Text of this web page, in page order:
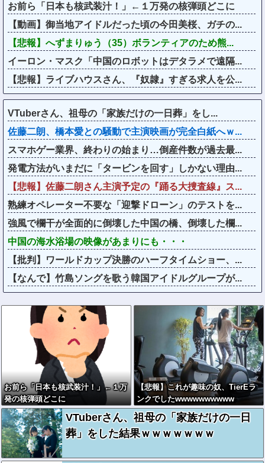
お前ら「日本も核武装汁！」←１万発の核弾頭どこに
【動画】御当地アイドルだった頃の今田美桜、ガチの...
【悲報】へずまりゅう（35）ボランティアのため熊...
イーロン・マスク「中国のロボットはデタラメで遠隔...
【悲報】ライブハウスさん、『奴隷』すぎる求人を公...
VTuberさん、祖母の「家族だけの一日葬」をし...
佐藤二朗、橋本愛との騒動で主演映画が完全白紙へｗ...
スマホゲー業界、終わりの始まり…倒産件数が過去最...
発電方法がいまだに「タービンを回す」しかない理由...
【悲報】佐藤二朗さん主演予定の『踊る大捜査線』ス...
熟練オペレーター不要な「迎撃ドローン」のテストを...
強風で欄干が全面的に倒壊した中国の橋、倒壊した欄...
中国の海水浴場の映像があまりにも・・・
【批判】ワールドカップ決勝のハーフタイムショー、...
【なんで】竹島ソングを歌う韓国アイドルグループが...
お前ら「日本も核武装汁！」←１万
発の核弾頭どこに
【悲報】これが趣味の奴、TierEラ
ンクでしたwwwwwwwwww
VTuberさん、祖母の「家族だけの一日
葬」をした結果ｗｗｗｗｗｗｗ